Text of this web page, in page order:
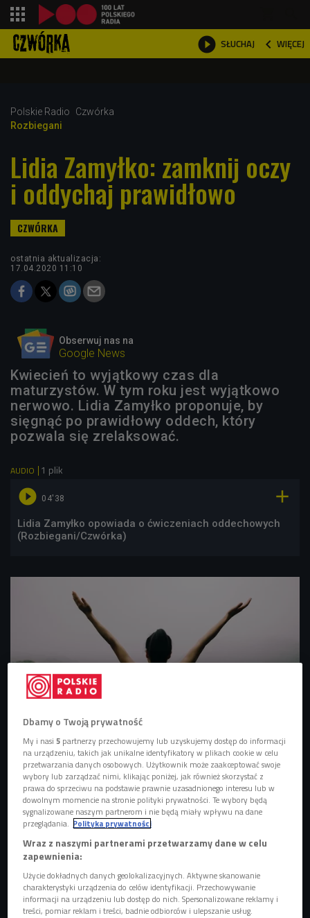
 SŁUCHAJ  WIĘCEJ

Polskie Radio
Czwórka
Rozbiegani
Lidia Zamyłko: zamknij oczy
i oddychaj prawidłowo
ostatnia aktualizacja:
17.04.2020 11:10
Obserwuj nas na
Google News
Kwiecień to wyjątkowy czas dla
maturzystów. W tym roku jest wyjątkowo
nerwowo. Lidia Zamyłko proponuje, by
sięgnąć po prawidłowy oddech, który
pozwala się zrelaksować.
AUDIO 1 plik
 04'38 
Lidia Zamyłko opowiada o ćwiczeniach oddechowych
(Rozbiegani/Czwórka)
Zdjęcie ilustracyjne Foto: lzf/Shutterstock.com
OBEJRZYJ
Lidla Zamyłko zaprasza do ćwiczeń oddechowych
Dbamy o Twoją prywatność
My i nasi5 partnerzy przechowujemy lub uzyskujemy dostęp do informacji
na urządzeniu, takich jak unikalne identyfikatory w plikach cookie w celu
przetwarzania danych osobowych. Użytkownik może zaakceptować swoje
wybory lub zarządzać nimi, klikając poniżej, jak również skorzystać z
prawa do sprzeciwu na podstawie prawnie uzasadnionego interesu lub w
dowolnym momencie na stronie polityki prywatności. Te wybory będą
sygnalizowane naszym partnerom i nie będą miały wpływu na dane
przeglądania. Polityka prywatności
Wraz z naszymi partnerami przetwarzamy dane w celu
zapewnienia:
Użycie dokładnych danych geolokalizacyjnych. Aktywne skanowanie
charakterystyki urządzenia do celów identyfikacji. Przechowywanie
informacji na urządzeniu lub dostęp do nich. Spersonalizowane reklamy i
treści, pomiar reklam i treści, badnie odbiorców i ulepszanie usług.